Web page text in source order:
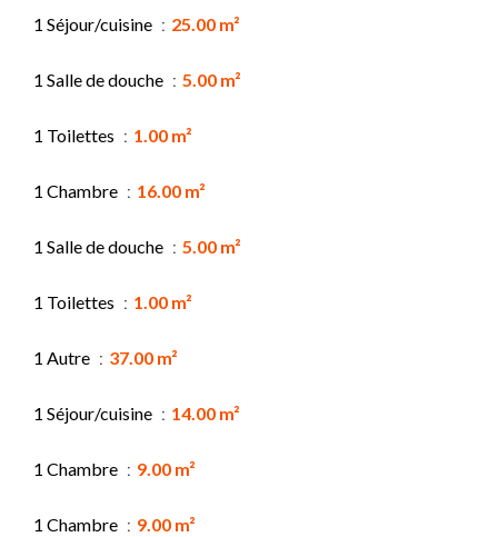
1 Séjour/cuisine 25.00 m²
1 Salle de douche 5.00 m²
1 Toilettes 1.00 m²
1 Chambre 16.00 m²
1 Salle de douche 5.00 m²
1 Toilettes 1.00 m²
1 Autre 37.00 m²
1 Séjour/cuisine 14.00 m²
1 Chambre 9.00 m²
1 Chambre 9.00 m²